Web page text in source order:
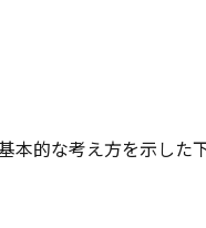
本的な考え方を示した